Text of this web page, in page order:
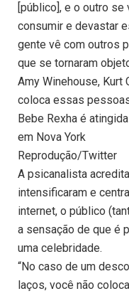
[público], e o outro
consumir e devastar
gente vê com outros
que se tornaram
Amy Winehouse, Kurt
coloca essas
Bebe Rexha é
em Nova York
Reprodução/Twitter
A psicanalista
intensificaram e
internet, o público
a sensação de que é
uma celebridade.
“No caso de um
laços, você não